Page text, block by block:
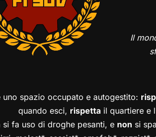
Il
uno spazio occupato e autogestito:
quando esci, rispetta il quartiere e
si fa uso di droghe pesanti, e non si